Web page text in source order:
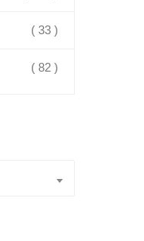
( 33 )
( 82 )